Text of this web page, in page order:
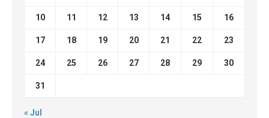
10 11 12 13 14 15 16
17 18 19 20 21 22 23
24 25 26 27 28 29 30
31
« Jul